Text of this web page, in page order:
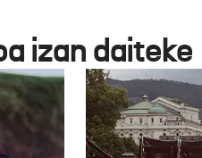
izan daiteke